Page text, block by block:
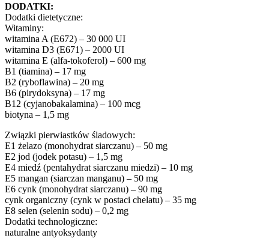
DODATKI:
Dodatki dietetyczne:
Witaminy:
witamina A (E672) – 30 000 UI
witamina D3 (E671) – 2000 UI
witamina E (alfa-tokoferol) – 600 mg
B1 (tiamina) – 17 mg
B2 (ryboflawina) – 20 mg
B6 (pirydoksyna) – 17 mg
B12 (cyjanobakalamina) – 100 mcg
biotyna – 1,5 mg
Związki pierwiastków śladowych:
E1 żelazo (monohydrat siarczanu) – 50 mg
E2 jod (jodek potasu) – 1,5 mg
E4 miedź (pentahydrat siarczanu miedzi) – 10 mg
E5 mangan (siarczan manganu) – 50 mg
E6 cynk (monohydrat siarczanu) – 90 mg
cynk organiczny (cynk w postaci chelatu) – 35 mg
E8 selen (selenin sodu) – 0,2 mg
Dodatki technologiczne:
naturalne antyoksydanty